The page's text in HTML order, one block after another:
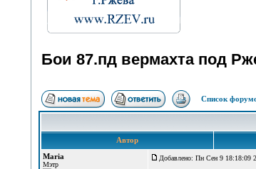
Бои 87.пд вермахта под
Список
Автор
Maria
Мэтр
Добавлено: Пн Сен 9 18:18:09